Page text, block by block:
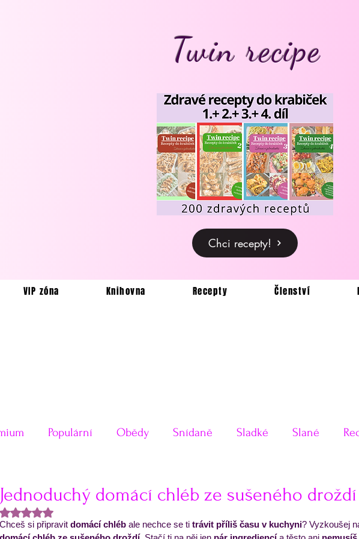
Twin recipe
Chci recepty!
VIP zóna Knihovna Recepty Členství
Populární Obědy Snídaně Sladké Slané
Valentýn Testy receptů Pečení a vaření Příkladové
Jednoduchý domácí chléb ze sušeného droždí
Hodnoceno NaN z 5 hvězdiček.
Chceš si připravit domácí chléb ale nechce se ti trávit příliš času v kuchyni? Vyzkoušej